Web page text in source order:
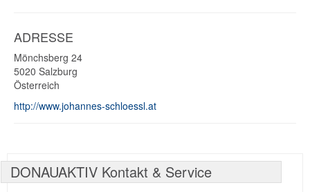
ADRESSE
Mönchsberg 24
5020 Salzburg
Österreich
http://www.johannes-schloessl.at
DONAUAKTIV Kontakt & Service